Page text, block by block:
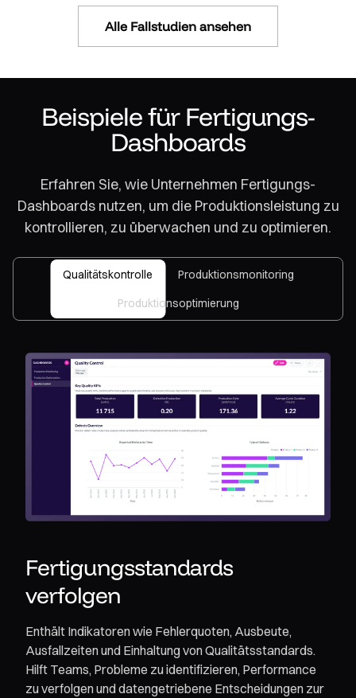
Alle Fallstudien ansehen
Beispiele für Fertigungs-
Dashboards
Erfahren Sie, wie Unternehmen Fertigungs-
Dashboards nutzen, um die Produktionsleistung zu
kontrollieren, zu überwachen und zu optimieren.
Qualitätskontrolle
Produktionsmonitoring
Produktionsoptimierung
Fertigungsstandards
verfolgen
Enthält Indikatoren wie Fehlerquoten, Ausbeute,
Ausfallzeiten und Einhaltung von Qualitätsstandards.
Hilft Teams, Probleme zu identifizieren, Performance
zu verfolgen und datengetriebene Entscheidungen zur